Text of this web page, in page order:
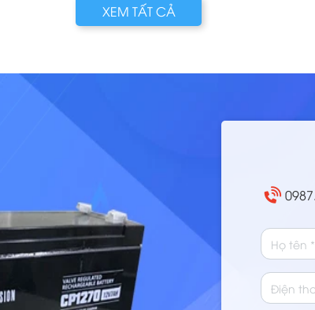
thay ắc quy mới. Tuy nhiên, thủ phạm khiến xe
nằm đường có thể rơi vào 1 trong 3 trường hợp:
phân biệt rõ 3 lỗi này cực kỳ quan trọng để
tránh tình t
XEM TẤT CẢ